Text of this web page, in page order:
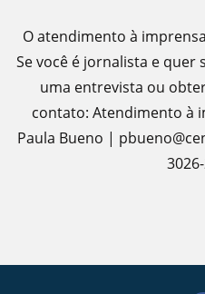
O atendimento à
Se você é jornalista e
uma entrevista ou
contato: Atendimento à
Paula Bueno |